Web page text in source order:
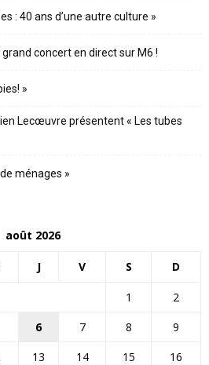
: 40 ans d’une autre culture »
concert en direct sur M6 !
»
Lecœuvre présentent « Les tubes
ménages »
août 2026
J V S D
1
2
6 7 8
9
13 14 15
16